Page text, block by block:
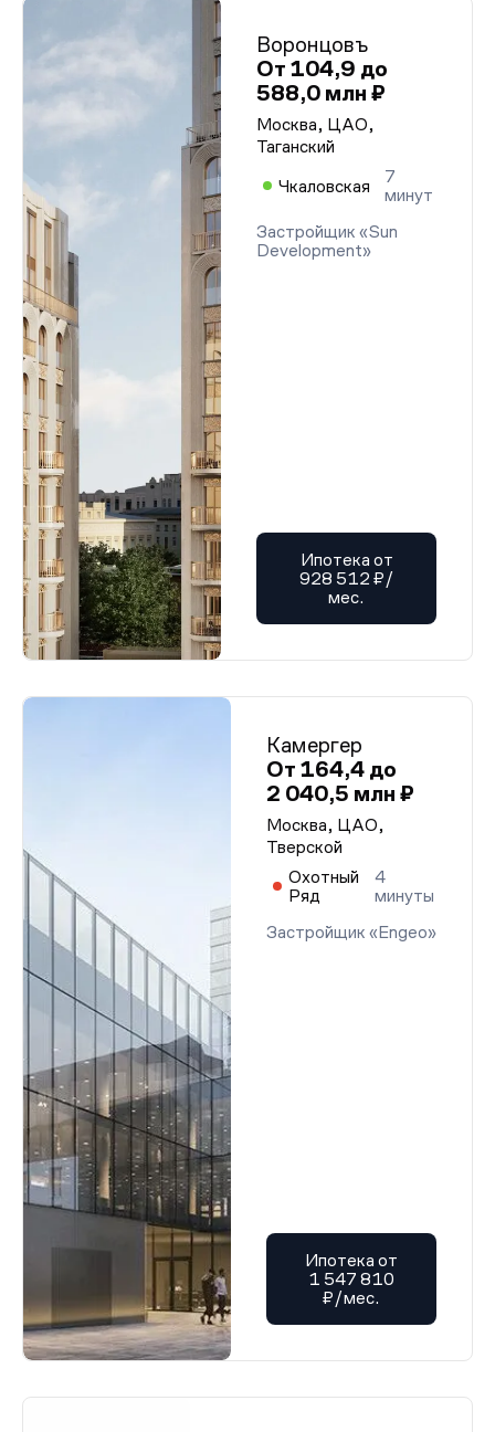
Воронцовъ
От 104,9 до
588,0 млн ₽
Москва, ЦАО,
Таганский
Чкаловская
7
минут
Застройщик «Sun
Development»
Ипотека от
928 512 ₽/
мес.
Камергер
От 164,4 до
2 040,5 млн ₽
Москва, ЦАО,
Тверской
Охотный
Ряд
4
минуты
Застройщик «Engeo»
Ипотека от
1 547 810
₽/мес.